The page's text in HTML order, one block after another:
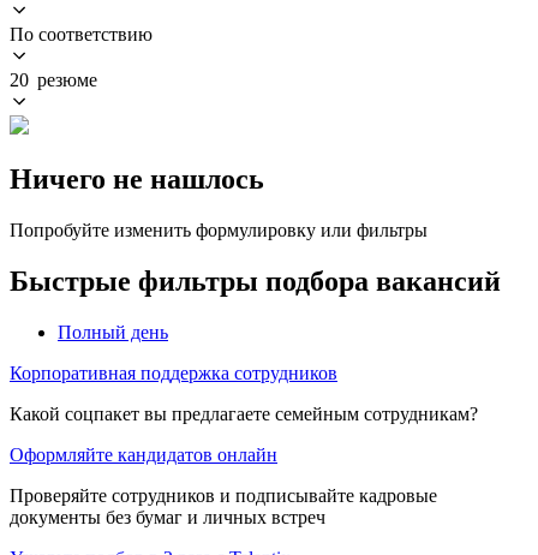
По соответствию
20 резюме
Ничего не нашлось
Попробуйте изменить формулировку или фильтры
Быстрые фильтры подбора вакансий
Полный день
Корпоративная поддержка сотрудников
Какой соцпакет вы предлагаете семейным сотрудникам?
Оформляйте кандидатов онлайн
Проверяйте сотрудников и подписывайте кадровые
документы без бумаг и личных встреч